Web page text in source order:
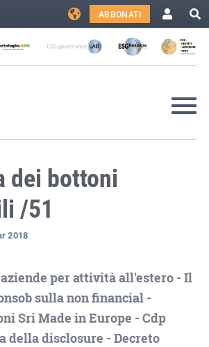
ABBONATI
dei bottoni
/51
2018
per attività all'estero - Il
sulla non financial -
Sri Made in Europe - Cdp
della disclosure - Decreto